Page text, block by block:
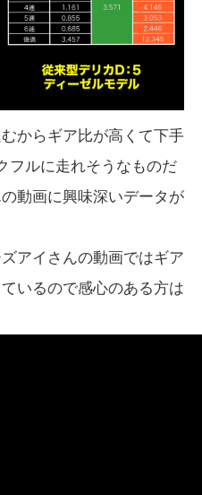
からギア比が高くて下手
フルに走れそうなものだ
動画に興味深いデータが
アイさんの動画ではギア
いるので感心のある方は